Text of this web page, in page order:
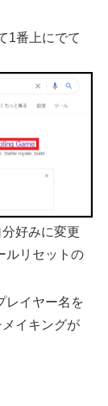
1番上にでて
好みに変更
ルリセットの
レイヤー名を
イキングが